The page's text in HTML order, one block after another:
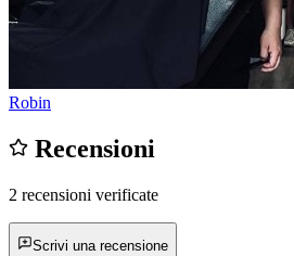
Robin
Recensioni
2 recensioni verificate
Scrivi una recensione